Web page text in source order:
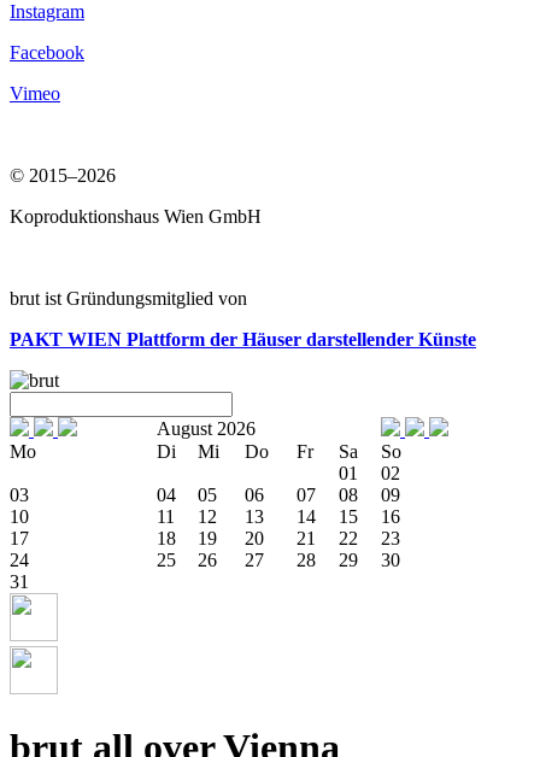
Instagram
Facebook
Vimeo
© 2015–2026
Koproduktionshaus Wien GmbH
brut ist Gründungsmitglied von
PAKT WIEN Plattform der Häuser darstellender Künste
August 2026
Mo
Di Mi Do Fr Sa
So
01
02
03
04 05 06 07 08
09
10
11 12 13 14 15
16
17
18 19 20 21 22
23
24
25 26 27 28 29
30
31
brut all over Vienna